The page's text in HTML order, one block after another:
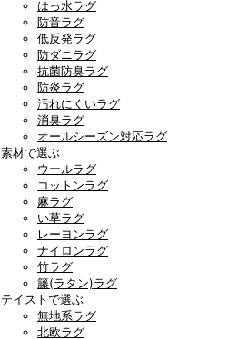
はっ水ラグ
防音ラグ
低反発ラグ
防ダニラグ
抗菌防臭ラグ
防炎ラグ
汚れにくいラグ
消臭ラグ
オールシーズン対応ラグ
素材で選ぶ
ウールラグ
コットンラグ
麻ラグ
い草ラグ
レーヨンラグ
ナイロンラグ
竹ラグ
籐(ラタン)ラグ
テイストで選ぶ
無地系ラグ
北欧ラグ